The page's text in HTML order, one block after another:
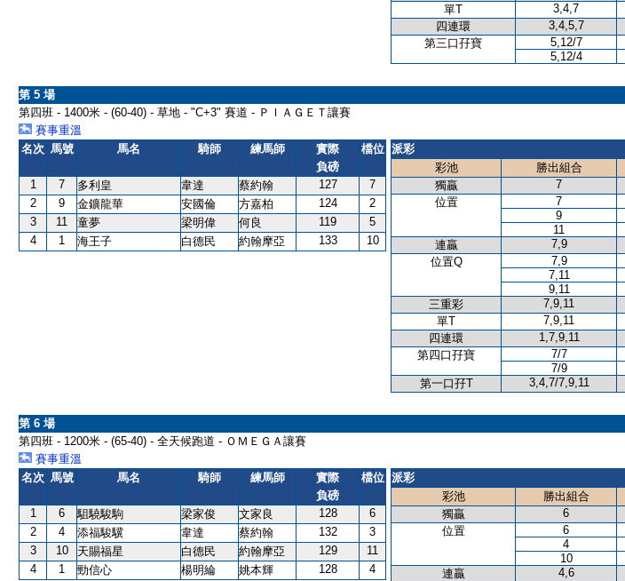
單T
3,4,7
四連環
3,4,5,7
第三口孖寶
5,12/7
5,12/4
第 5 場
第四班 - 1400米 - (60-40) - 草地 - "C+3" 賽道 - ＰＩＡＧＥＴ讓賽
賽事重溫
名次 馬號 馬名 騎師 練馬師
實際
負磅
檔位
1 7 多利皇 韋達 蔡約翰 127
7
2
9 金鑛龍華 安國倫 方嘉柏 124
2
3
11 童夢 梁明偉 何良 119
5
4
1 海王子 白德民 約翰摩亞 133 10
派彩
彩池
勝出組合
獨贏
7
位置
7
9
11
連贏
7,9
位置Q
7,9
7,11
9,11
三重彩
7,9,11
單T
7,9,11
四連環
1,7,9,11
第四口孖寶
7/7
7/9
第一口孖T
3,4,7/7,9,11
第 6 場
第四班 - 1200米 - (65-40) - 全天候跑道 - ＯＭＥＧＡ讓賽
賽事重溫
名次 馬號 馬名 騎師 練馬師
實際
負磅
檔位
1 6 駔驍駿駒 梁家俊 文家良 128
6
2
4 添福駿驥 韋達 蔡約翰 132
3
3
10 天賜福星 白德民 約翰摩亞 129
11
4
1 勁信心 楊明綸 姚本輝 128 4
派彩
彩池
勝出組合
獨贏
6
位置
6
4
10
連贏
4,6